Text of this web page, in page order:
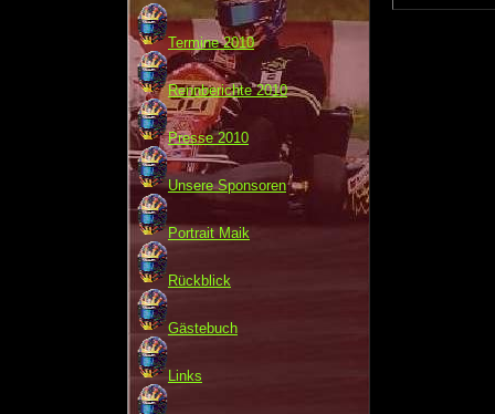
Termine 2010
Rennberichte 2010
Presse 2010
Unsere Sponsoren
Portrait Maik
Rückblick
Gästebuch
Links